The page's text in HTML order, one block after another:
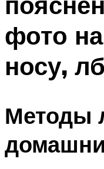
фото
носу,
Методы